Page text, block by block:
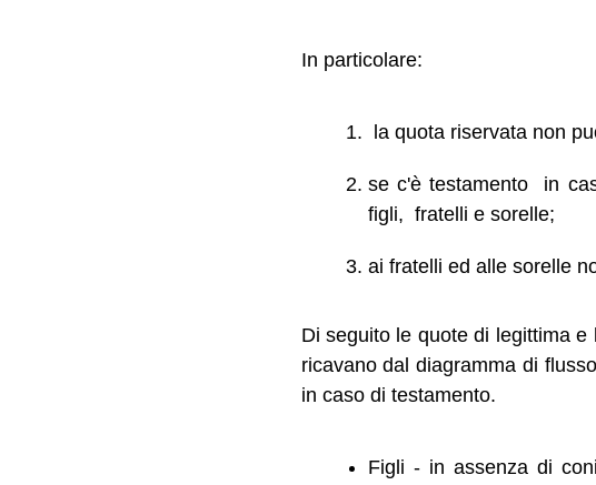
In particolare:
la quota riservata non
se c'è testamento in
figli, fratelli e sorelle;
ai fratelli ed alle sorelle
Di seguito le quote di legittima
ricavano dal diagramma di
in caso di testamento.
Figli - in assenza di